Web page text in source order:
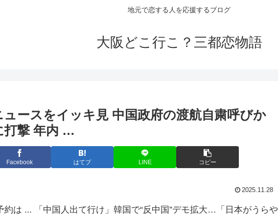
地元で恋する人を応援するブログ
大阪どこ行こ？三都恋物語
ュースをイッキ見 中国政府の渡航自粛呼びか
打撃 年内 …
Facebook はてブ LINE コピー
2025.11.28
約は ... 「中国人出て行け」韓国で“反中国”デモ拡大…「日本がうらや